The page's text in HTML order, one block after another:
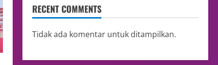
RECENT COMMENTS
Tidak ada komentar untuk ditampilkan.